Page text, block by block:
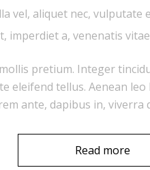
vel, aliquet nec, vulputate
imperdiet a, venenatis
pretium. Integer
eleifend tellus. Aenean
ante, dapibus in, viverra
Read more